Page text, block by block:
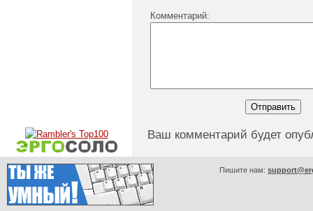
Комментарий:
Ваш комментарий будет
Пишите нам: